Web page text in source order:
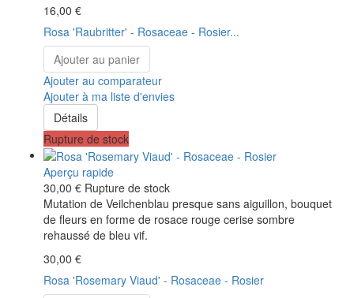
16,00 €
Rosa 'Raubritter' - Rosaceae - Rosier...
Ajouter au panier
Ajouter au comparateur
Ajouter à ma liste d'envies
Détails
Rupture de stock
Aperçu rapide
30,00 € Rupture de stock
Mutation de Veilchenblau presque sans aiguillon, bouquet
de fleurs en forme de rosace rouge cerise sombre
rehaussé de bleu vif.
30,00 €
Rosa 'Rosemary Viaud' - Rosaceae - Rosier